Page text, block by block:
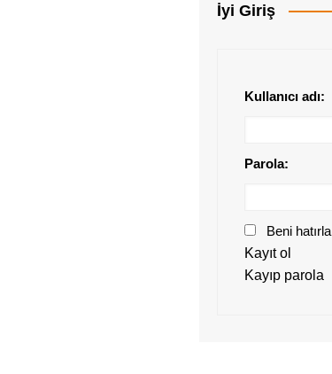
İyi Giriş
Kullanıcı adı:
Parola:
Beni hatırla
Kayıt ol
Kayıp parola